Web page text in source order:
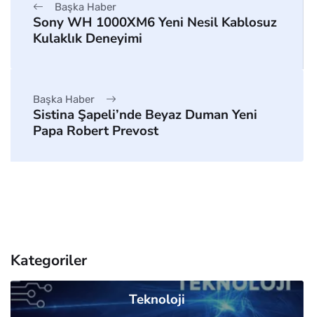
Başka Haber
Sony WH 1000XM6 Yeni Nesil Kablosuz
Kulaklık Deneyimi
Başka Haber
Sistina Şapeli’nde Beyaz Duman Yeni
Papa Robert Prevost
Kategoriler
Teknoloji